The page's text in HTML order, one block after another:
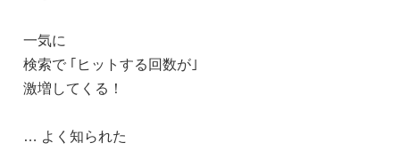
一気に
検索で ｢ヒットする回数が｣
激増してくる！
… よく知られた